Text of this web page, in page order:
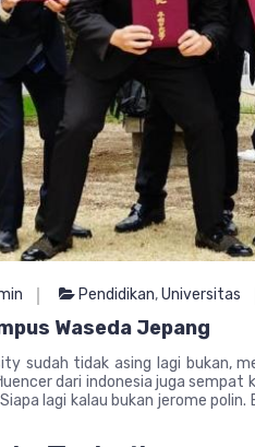
Pendidikan,Universitas
Waseda Jepang
sudah tidak asing lagi bukan,
dari indonesia juga
lagi kalau bukan jerome